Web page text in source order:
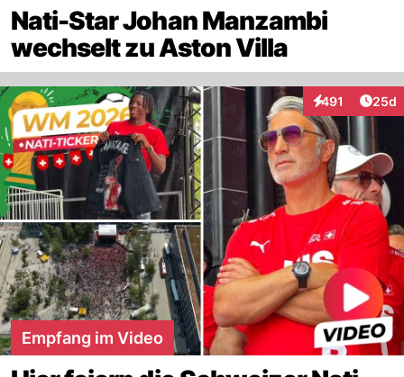
Nati-Star Johan Manzambi
wechselt zu Aston Villa
491
Interaktionen
25d
Empfang im Video